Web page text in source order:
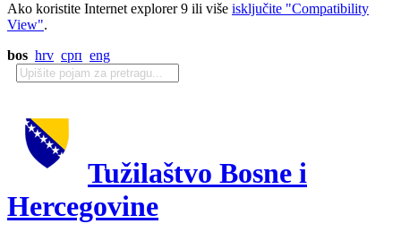
Ako koristite Internet explorer 9 ili više isključite "Compatibility
View".
bos hrv срп eng
Tužilaštvo Bosne i
Hercegovine